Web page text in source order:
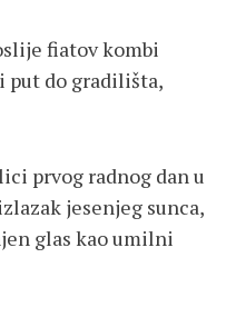
fiatov kombi
put do gradilišta,
prvog radnog dan u
jesenjeg sunca,
glas kao umilni